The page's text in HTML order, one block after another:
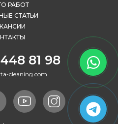
РАБОТ
СТАТЬИ
81 98
cleaning.com